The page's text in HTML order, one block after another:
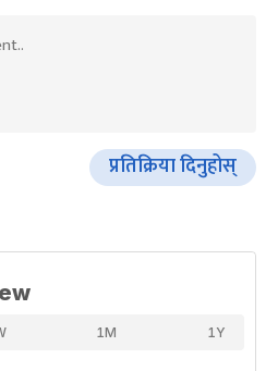
प्रतिक्रिया दिनुहोस्